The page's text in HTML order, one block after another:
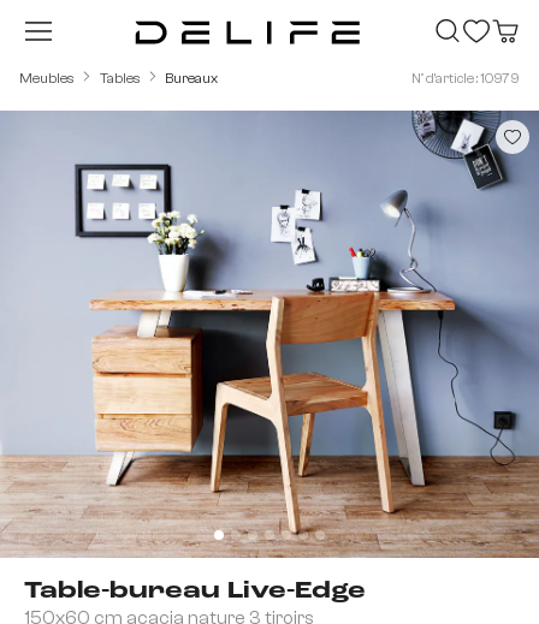
Passer au contenu principal
Meubles Tables Bureaux N° d'article : 10979
Table-bureau Live-Edge
150x60 cm acacia nature 3 tiroirs